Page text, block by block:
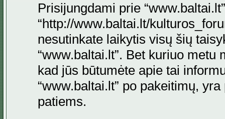
Prisijungdami prie
“http://www.baltai.lt/
nesutinkate laikytis visų šių
“www.baltai.lt”. Bet kuriuo
kad jūs būtumėte apie tai
“www.baltai.lt” po pakeitimų,
patiems.